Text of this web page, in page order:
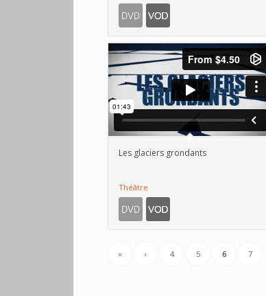
Les glaciers grondants
Théâtre
« ‹ 4 5 6 7